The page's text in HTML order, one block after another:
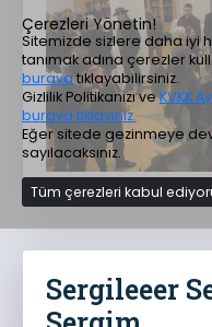
Sergileeer
Çerezleri Yönetin!
Sitemizde sizlere daha iyi
tanımak adına çerezler
burayatıklayabilirsiniz.
Gizlilik Politikanızı veKVKK
buraya tıklayınız.
Eğer sitede gezinmeye
sayılacaksınız.
Tüm çerezleri kabul